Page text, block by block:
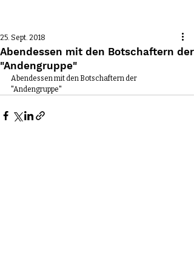
Abendessen mit den Botschaftern der
"Andengruppe"
25. Sept. 2018
Abendessen mit den Botschaftern der
"Andengruppe"